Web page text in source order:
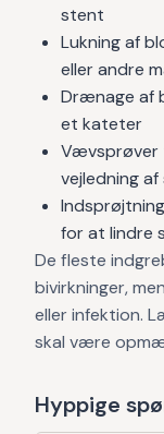
stent
Lukning af
eller andre
Drænage af
et kateter
Vævsprøver
vejledning
for at lindre
De fleste
bivirkninger,
eller infektion.
skal være
Hyppige